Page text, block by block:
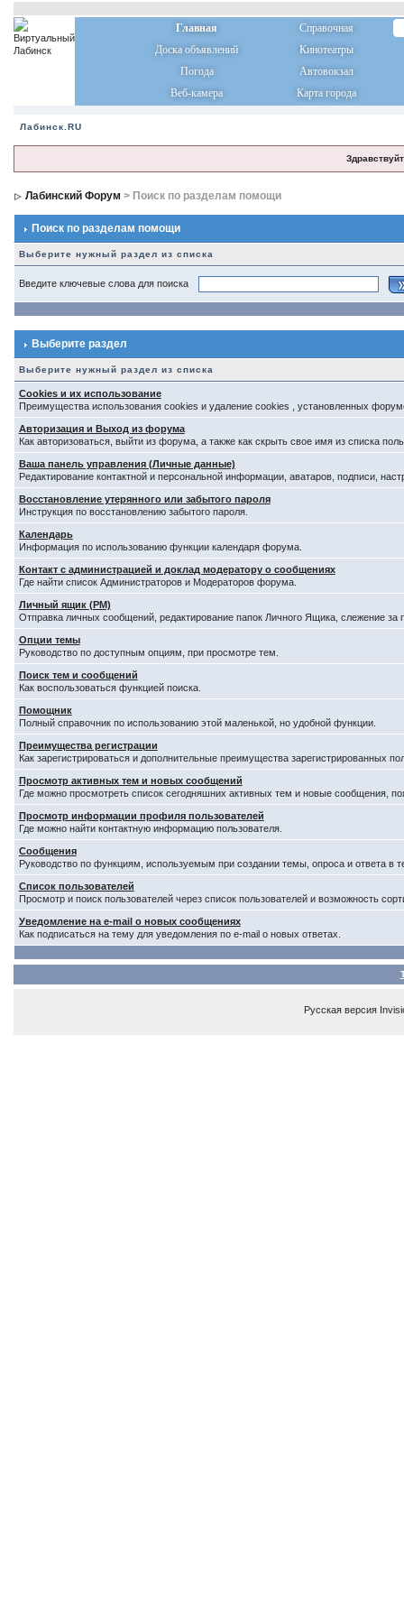
Главная
Справочная
Доска объявлений
Кинотеатры
Погода
Автовокзал
Веб-камера
Карта города
Лабинск.RU
Лабинский Форум > Поиск по разделам помощи
Поиск по разделам помощи
Выберите нужный раздел из списка
Введите ключевые слова для поиска
Выберите раздел
Выберите нужный раздел из списка
Cookies и их использование
Преимущества использования cookies и удаление cookies , установленных
Авторизация и Выход из форума
Как авторизоваться, выйти из форума, а также как скрыть свое имя из списка
Ваша панель управления (Личные данные)
Редактирование контактной и персональной информации, аватаров, подписи,
Восстановление утерянного или забытого пароля
Инструкция по восстановлению забытого пароля.
Календарь
Информация по использованию функции календаря форума.
Контакт с администрацией и доклад модератору о сообщениях
Где найти список Администраторов и Модераторов форума.
Личный ящик (PM)
Отправка личных сообщений, редактирование папок Личного Ящика, слежение
Опции темы
Руководство по доступным опциям, при просмотре тем.
Поиск тем и сообщений
Как воспользоваться функцией поиска.
Помощник
Полный справочник по использованию этой маленькой, но удобной функции.
Преимущества регистрации
Как зарегистрироваться и дополнительные преимущества зарегистрированных
Просмотр активных тем и новых сообщений
Где можно просмотреть список сегодняшних активных тем и новые сообщения,
Просмотр информации профиля пользователей
Где можно найти контактную информацию пользователя.
Сообщения
Руководство по функциям, используемым при создании темы, опроса и ответа в
Список пользователей
Просмотр и поиск пользователей через список пользователей и возможность
Уведомление на e-mail о новых сообщениях
Как подписаться на тему для уведомления по e-mail о новых ответах.
Русская версия